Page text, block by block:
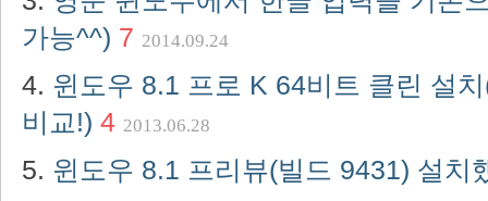
가능^^) 7 2014.09.24
윈도우 8.1 프로 K 64비트 클린 설
비교!) 4 2013.06.28
윈도우 8.1 프리뷰(빌드 9431) 설치